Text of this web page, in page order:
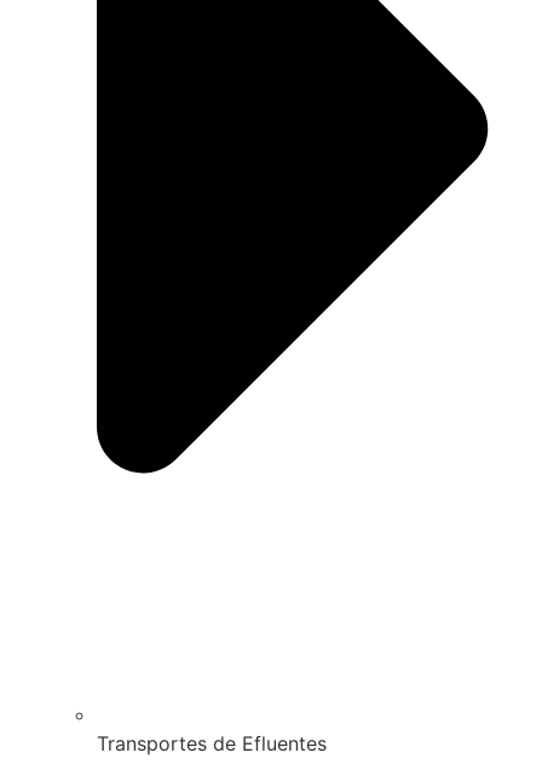
Transportes de Efluentes